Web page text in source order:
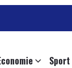
Sport